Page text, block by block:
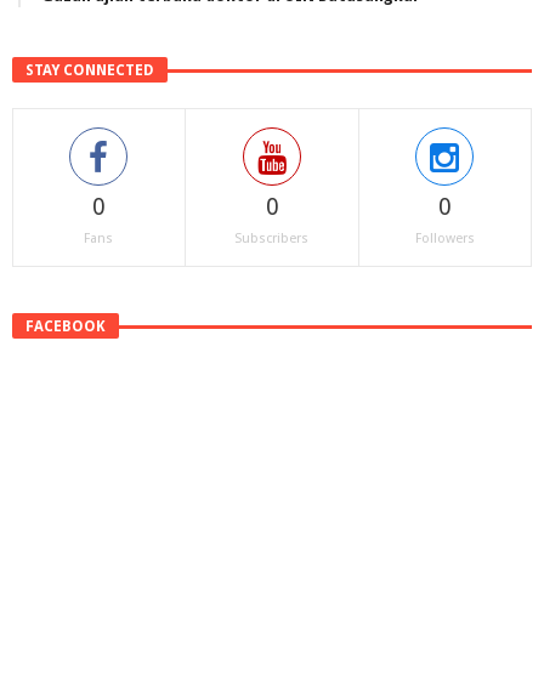
STAY CONNECTED
0
Fans
0
Subscribers
0
Followers
FACEBOOK